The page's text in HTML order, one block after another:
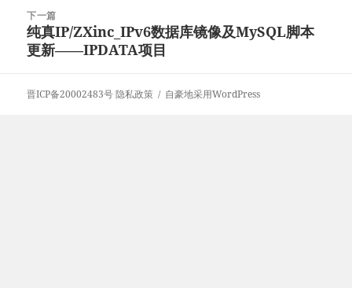
文
章：
下一篇
下
篇
章：
纯真IP/ZXinc_IPv6数据库镜像及MySQL脚本
更新——IPDATA项目
晋ICP备20002483号 隐私政策 自豪地采用WordPress